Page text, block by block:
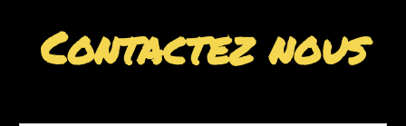
Contactez nous